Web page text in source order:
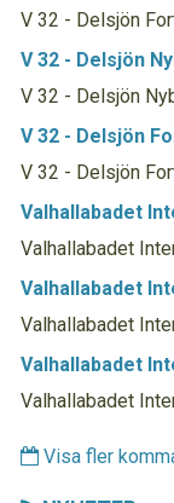
V 32 - Delsjön
V 32 - Delsjön
V 32 - Delsjön
V 32 - Delsjön
V 32 - Delsjön
Valhallabadet
Valhallabadet
Valhallabadet
Valhallabadet
Valhallabadet
Valhallabadet
Visa fler